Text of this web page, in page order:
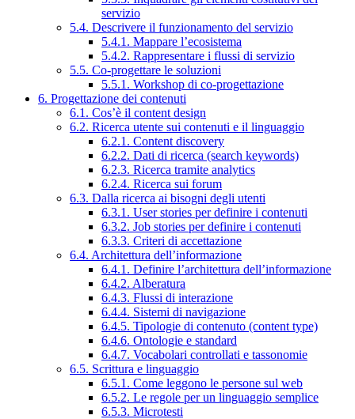
servizio
5.4. Descrivere il funzionamento del servizio
5.4.1. Mappare l’ecosistema
5.4.2. Rappresentare i flussi di servizio
5.5. Co-progettare le soluzioni
5.5.1. Workshop di co-progettazione
6. Progettazione dei contenuti
6.1. Cos’è il content design
6.2. Ricerca utente sui contenuti e il linguaggio
6.2.1. Content discovery
6.2.2. Dati di ricerca (search keywords)
6.2.3. Ricerca tramite analytics
6.2.4. Ricerca sui forum
6.3. Dalla ricerca ai bisogni degli utenti
6.3.1. User stories per definire i contenuti
6.3.2. Job stories per definire i contenuti
6.3.3. Criteri di accettazione
6.4. Architettura dell’informazione
6.4.1. Definire l’architettura dell’informazione
6.4.2. Alberatura
6.4.3. Flussi di interazione
6.4.4. Sistemi di navigazione
6.4.5. Tipologie di contenuto (content type)
6.4.6. Ontologie e standard
6.4.7. Vocabolari controllati e tassonomie
6.5. Scrittura e linguaggio
6.5.1. Come leggono le persone sul web
6.5.2. Le regole per un linguaggio semplice
6.5.3. Microtesti